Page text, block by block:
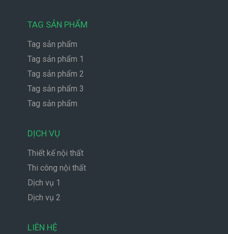
TAG SẢN PHẨM
Tag sản phẩm
Tag sản phẩm 1
Tag sản phẩm 2
Tag sản phẩm 3
Tag sản phẩm
DỊCH VỤ
Thiết kế nội thất
Thi công nội thất
Dịch vụ 1
Dịch vụ 2
LIÊN HỆ